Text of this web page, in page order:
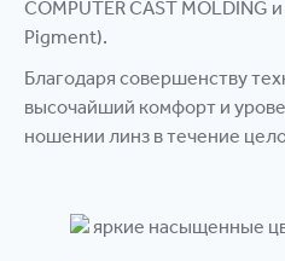
COMPUTER CAST MOLDING
Pigment).
Благодаря совершенству
высочайший комфорт и
ношении линз в течение
яркие насыщенные